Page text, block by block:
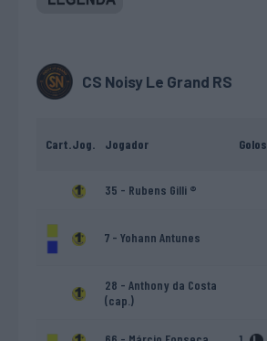
CS Noisy Le Grand RS
Cart.Jog. Jogador Golos
35 - Rubens Gilli ®
7 - Yohann Antunes
28 - Anthony da Costa
(cap.)